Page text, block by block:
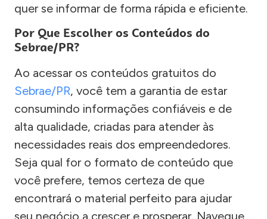
quer se informar de forma rápida e eficiente.
Por Que Escolher os Conteúdos do
Sebrae/PR?
Ao acessar os conteúdos gratuitos do
Sebrae/PR, você tem a garantia de estar
consumindo informações confiáveis e de
alta qualidade, criadas para atender às
necessidades reais dos empreendedores.
Seja qual for o formato de conteúdo que
você prefere, temos certeza de que
encontrará o material perfeito para ajudar
seu negócio a crescer e prosperar. Navegue